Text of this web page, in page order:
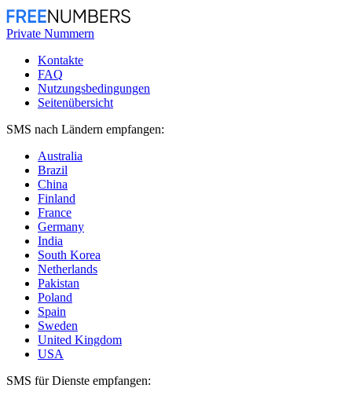
Private Nummern
Kontakte
FAQ
Nutzungsbedingungen
Seitenübersicht
SMS nach Ländern empfangen:
Australia
Brazil
China
Finland
France
Germany
India
South Korea
Netherlands
Pakistan
Poland
Spain
Sweden
United Kingdom
USA
SMS für Dienste empfangen: